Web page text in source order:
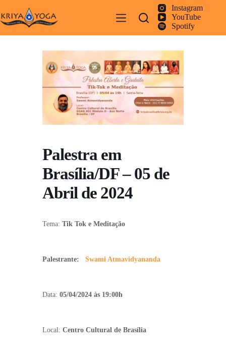
para
o
Instagram
YouTube
Spotify
Palestra em
Brasília/DF – 05 de
Abril de 2024
Tema: Tik Tok e Meditação
Palestrante: Swami Atmavidyananda
Data: 05/04/2024 às 19:00h
Local: Centro Cultural de Brasília